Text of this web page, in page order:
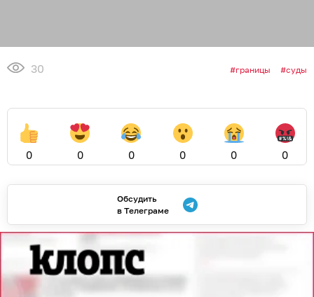
30 границы суды
0 0 0 0 0 0
Обсудить
в Телеграме